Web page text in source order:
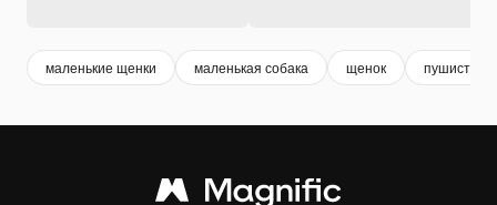
маленькие щенки маленькая собака щенок пушистая